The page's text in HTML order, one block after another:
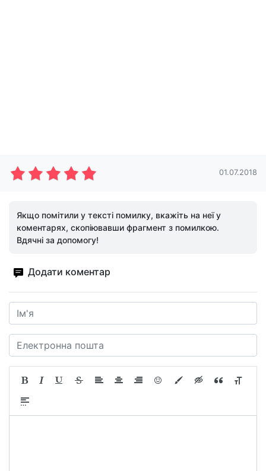
01.07.2018
Якщо помітили у тексті помилку, вкажіть на неї у
коментарях, скопіювавши фрагмент з помилкою.
Вдячні за допомогу!
Додати коментар